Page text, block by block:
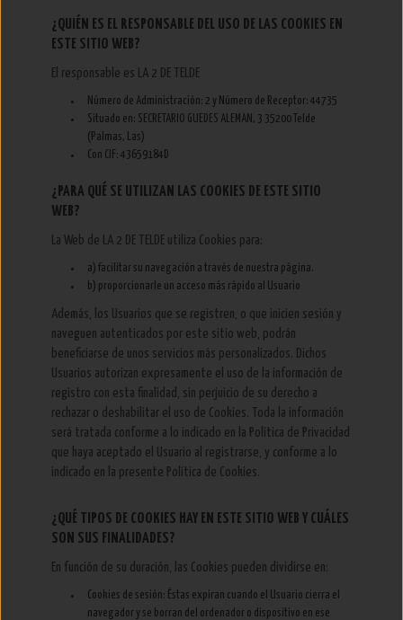
¿QUIÉN ES EL RESPONSABLE DEL USO DE LAS COOKIES EN
ESTE SITIO WEB?
El responsable es LA 2 DE TELDE
Número de Administración: 2 y Número de Receptor: 44735
Situado en: SECRETARIO GUEDES ALEMAN, 3 35200 Telde
(Palmas, Las)
Con CIF: 43659184D
¿PARA QUÉ SE UTILIZAN LAS COOKIES DE ESTE SITIO
WEB?
La Web de LA 2 DE TELDE utiliza Cookies para:
a) facilitar su navegación a través de nuestra página.
b) proporcionarle un acceso más rápido al Usuario
Además, los Usuarios que se registren, o que inicien sesión y
naveguen autenticados por este sitio web, podrán
beneficiarse de unos servicios más personalizados. Dichos
Usuarios autorizan expresamente el uso de la información de
registro con esta finalidad, sin perjuicio de su derecho a
rechazar o deshabilitar el uso de Cookies. Toda la información
será tratada conforme a lo indicado en la Política de Privacidad
que haya aceptado el Usuario al registrarse, y conforme a lo
indicado en la presente Política de Cookies.
¿QUÉ TIPOS DE COOKIES HAY EN ESTE SITIO WEB Y CUÁLES
SON SUS FINALIDADES?
En función de su duración, las Cookies pueden dividirse en:
Cookies de sesión: Éstas expiran cuando el Usuario cierra el
navegador y se borran del ordenador o dispositivo en ese